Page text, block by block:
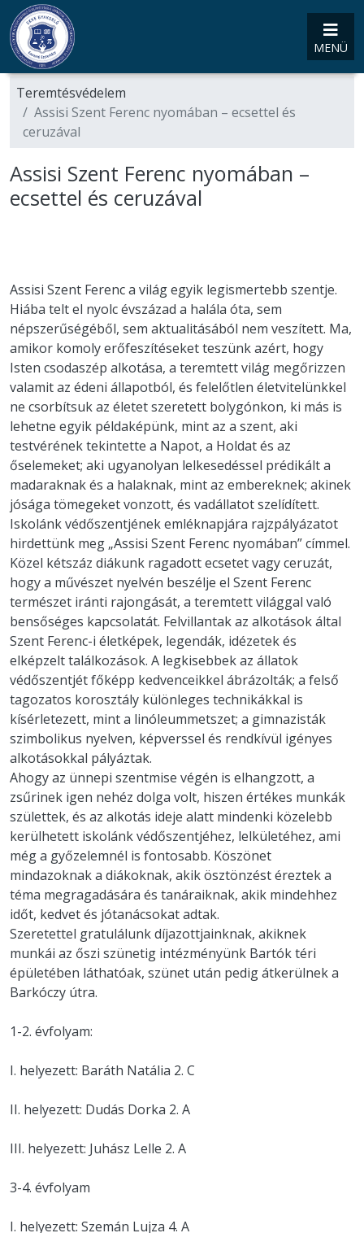
MENÜ
Teremtésvédelem
Assisi Szent Ferenc nyomában – ecsettel és
ceruzával
Assisi Szent Ferenc nyomában –
ecsettel és ceruzával
Assisi Szent Ferenc a világ egyik legismertebb szentje.
Hiába telt el nyolc évszázad a halála óta, sem
népszerűségéből, sem aktualitásából nem veszített. Ma,
amikor komoly erőfeszítéseket teszünk azért, hogy
Isten csodaszép alkotása, a teremtett világ megőrizzen
valamit az édeni állapotból, és felelőtlen életvitelünkkel
ne csorbítsuk az életet szeretett bolygónkon, ki más is
lehetne egyik példaképünk, mint az a szent, aki
testvérének tekintette a Napot, a Holdat és az
őselemeket; aki ugyanolyan lelkesedéssel prédikált a
madaraknak és a halaknak, mint az embereknek; akinek
jósága tömegeket vonzott, és vadállatot szelídített.
Iskolánk védőszentjének emléknapjára rajzpályázatot
hirdettünk meg „Assisi Szent Ferenc nyomában” címmel.
Közel kétszáz diákunk ragadott ecsetet vagy ceruzát,
hogy a művészet nyelvén beszélje el Szent Ferenc
természet iránti rajongását, a teremtett világgal való
bensőséges kapcsolatát. Felvillantak az alkotások által
Szent Ferenc-i életképek, legendák, idézetek és
elképzelt találkozások. A legkisebbek az állatok
védőszentjét főképp kedvenceikkel ábrázolták; a felső
tagozatos korosztály különleges technikákkal is
kísérletezett, mint a linóleummetszet; a gimnazisták
szimbolikus nyelven, képverssel és rendkívül igényes
alkotásokkal pályáztak.
Ahogy az ünnepi szentmise végén is elhangzott, a
zsűrinek igen nehéz dolga volt, hiszen értékes munkák
születtek, és az alkotás ideje alatt mindenki közelebb
kerülhetett iskolánk védőszentjéhez, lelkületéhez, ami
még a győzelemnél is fontosabb. Köszönet
mindazoknak a diákoknak, akik ösztönzést éreztek a
téma megragadására és tanáraiknak, akik mindehhez
időt, kedvet és jótanácsokat adtak.
Szeretettel gratulálunk díjazottjainknak, akiknek
munkái az őszi szünetig intézményünk Bartók téri
épületében láthatóak, szünet után pedig átkerülnek a
Barkóczy útra.
1-2. évfolyam:
I. helyezett: Baráth Natália 2. C
II. helyezett: Dudás Dorka 2. A
III. helyezett: Juhász Lelle 2. A
3-4. évfolyam
I. helyezett: Szemán Lujza 4. A